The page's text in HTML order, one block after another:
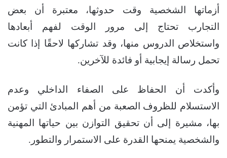
أزماتها الشخصية وقت حدوثها، معتبرة أن بعض
التجارب تحتاج إلى مرور الوقت لفهم أبعادها
واستخلاص الدروس منها، وقد تشاركها لاحقًا إذا كانت
تحمل رسالة إيجابية أو فائدة للآخرين.
وأكدت أن الحفاظ على الصفاء الداخلي وعدم
الاستسلام للظروف الصعبة من أهم المبادئ التي تؤمن
بها، مشيرة إلى أن تحقيق التوازن بين حياتها المهنية
والشخصية يمنحها القدرة على الاستمرار والتطور.